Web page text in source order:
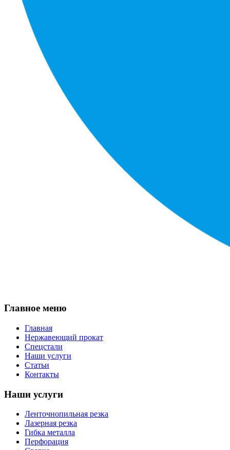
Главное меню
Главная
Нержавеющий прокат
Спецстали
Наши услуги
Статьи
Контакты
Наши услуги
Ленточнопильная резка
Лазерная резка
Гибка металла
Перфорация